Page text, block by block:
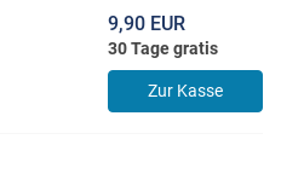
9,90 EUR
30 Tage gratis
Zur Kasse